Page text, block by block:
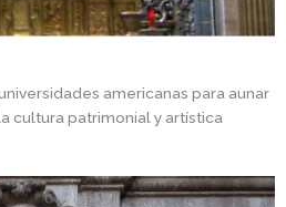
americanas para aunar
cultura patrimonial y artística